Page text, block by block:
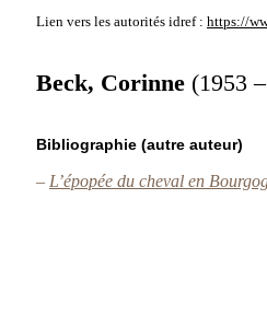
Lien vers les autorités idref : https://
Beck, Corinne (1953
Bibliographie (autre auteur)
– L’épopée du cheval en